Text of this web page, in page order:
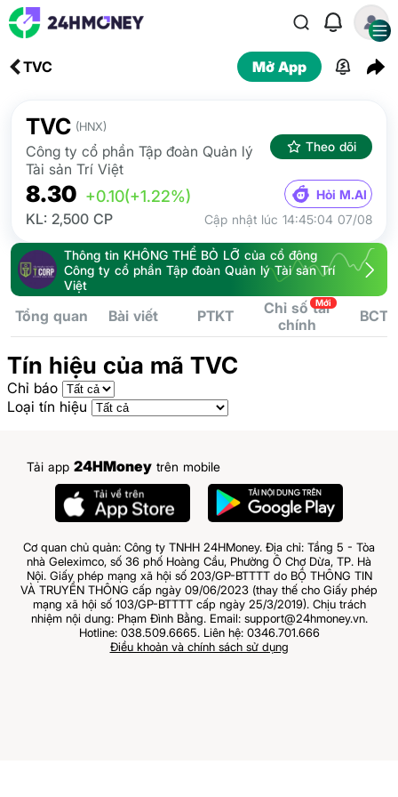
TVC Mở App
TVC (HNX)
Công ty cổ phần Tập đoàn Quản lý
Tài sản Trí Việt
Theo dõi
8.30 +0.10(+1.22%) Hỏi M.AI
KL: 2,500 CP Cập nhật lúc 14:45:04 07/08
Thông tin KHÔNG THỂ BỎ LỠ của cổ đông
Công ty cổ phần Tập đoàn Quản lý Tài sản Trí
Việt
Tổng quan Bài viết PTKT
Chỉ số tài
chính
Mới
BCTC
Tín hiệu của mã TVC
Chỉ báo
Loại tín hiệu
Tải app 24HMoney trên mobile
Cơ quan chủ quản: Công ty TNHH 24HMoney. Địa chỉ: Tầng 5 - Tòa
nhà Geleximco, số 36 phố Hoàng Cầu, Phường Ô Chợ Dừa, TP. Hà
Nội. Giấy phép mạng xã hội số 203/GP-BTTTT do BỘ THÔNG TIN
VÀ TRUYỀN THÔNG cấp ngày 09/06/2023 (thay thế cho Giấy phép
mạng xã hội số 103/GP-BTTTT cấp ngày 25/3/2019). Chịu trách
nhiệm nội dung: Phạm Đình Bằng. Email: support@24hmoney.vn.
Hotline: 038.509.6665. Liên hệ: 0346.701.666
Điều khoản và chính sách sử dụng